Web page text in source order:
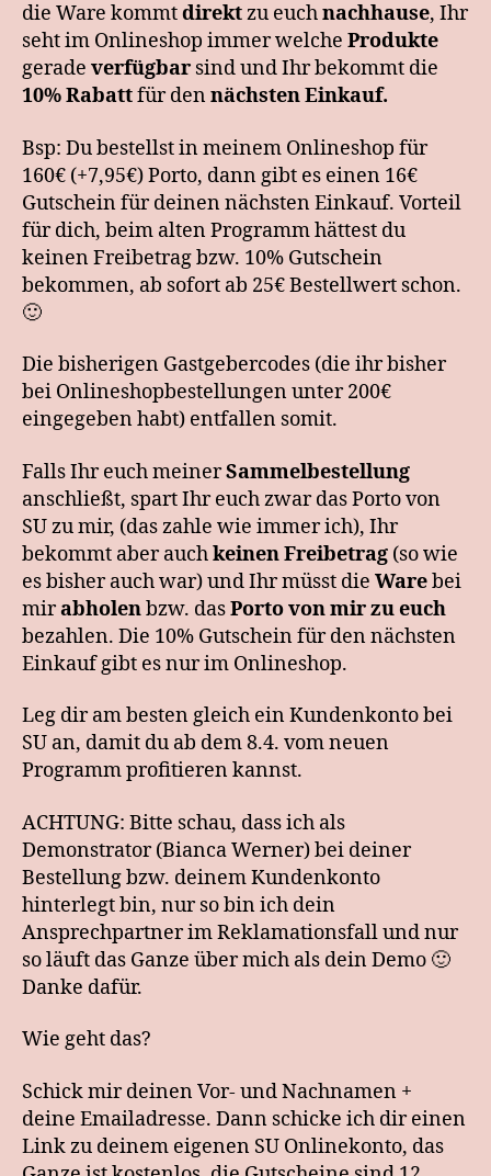
die Ware kommtdirektzu euchnachhause, Ihr
seht im Onlineshop immer welche Produkte
gerade verfügbar sind und Ihr bekommt die
10% Rabattfür dennächsten Einkauf.
Bsp: Du bestellst in meinem Onlineshop für
160€ (+7,95€) Porto, dann gibt es einen 16€
Gutschein für deinen nächsten Einkauf. Vorteil
für dich, beim alten Programm hättest du
keinen Freibetrag bzw. 10% Gutschein
bekommen, ab sofort ab 25€ Bestellwert schon.
🙂
Die bisherigen Gastgebercodes (die ihr bisher
bei Onlineshopbestellungen unter 200€
eingegeben habt) entfallen somit.
Falls Ihr euch meinerSammelbestellung
anschließt, spart Ihr euch zwar das Porto von
SU zu mir, (das zahle wie immer ich), Ihr
bekommt aber auchkeinen Freibetrag (so wie
es bisher auch war) und Ihr müsst die Warebei
mirabholenbzw. dasPorto von mir zu euch
bezahlen. Die 10% Gutschein für den nächsten
Einkauf gibt es nur im Onlineshop.
Leg dir am besten gleich ein Kundenkonto bei
SU an, damit du ab dem 8.4. vom neuen
Programm profitieren kannst.
ACHTUNG: Bitte schau, dass ich als
Demonstrator (Bianca Werner) bei deiner
Bestellung bzw. deinem Kundenkonto
hinterlegt bin, nur so bin ich dein
Ansprechpartner im Reklamationsfall und nur
so läuft das Ganze über mich als dein Demo 🙂
Danke dafür.
Wie geht das?
Schick mir deinen Vor- und Nachnamen +
deine Emailadresse. Dann schicke ich dir einen
Link zu deinem eigenen SU Onlinekonto, das